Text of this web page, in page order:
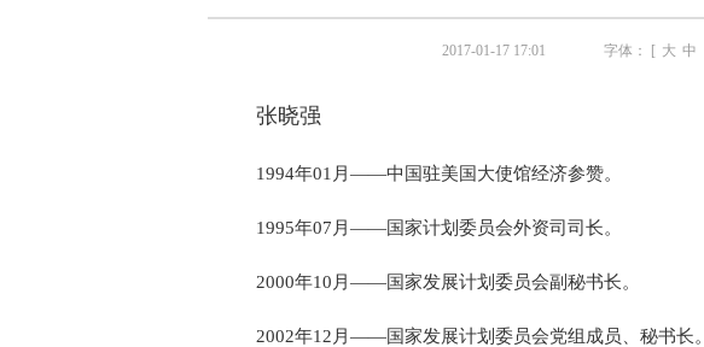
2017-01-17 17:01 字体： [ 大 中
张晓强
1994年01 月——中国驻美国大使馆经济参赞。
1995年07 月——国家计划委员会外资司司长。
2000年10 月——国家发展计划委员会副秘书长。
2002年12 月——国家发展计划委员会党组成员、秘书长。